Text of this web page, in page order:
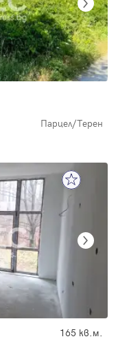
Парцел/Терен
165 кв.м.